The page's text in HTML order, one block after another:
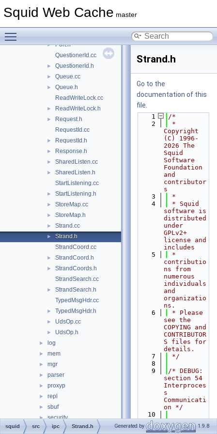
Squid Web Cache master
► MemMap.h
► Port.h
QuestionerId.cc
► QuestionerId.h
► Queue.cc
►
Queue.h
ReadWriteLock.cc
► ReadWriteLock.h
►
Request.h
RequestId.cc
► RequestId.h
► Response.h
► SharedListen.cc
►
SharedListen.h
StartListening.cc
► StartListening.h
► StoreMap.cc
► StoreMap.h
► Strand.cc
►
Strand.h
StrandCoord.cc
► StrandCoord.h
►
StrandCoords.h
StrandSearch.cc
►
StrandSearch.h
TypedMsgHdr.cc
► TypedMsgHdr.h
► UdsOp.cc
► UdsOp.h
► log
► mem
► mgr
► parser
► proxyp
► repl
► sbuf
► security
► servers
Strand.h
Go to the
documentation of this
file.
    1
/*
    2
*
Copyright
(C) 1996-
2026 The
Squid
Software
Foundation
and
contributor
s
    3
*
    4
* Squid
software is
distributed
under
GPLv2+
license and
includes
    5
*
contributio
ns from
numerous
individuals
and
organizatio
ns.
    6
* Please
see the
COPYING and
CONTRIBUTOR
S files for
details.
    7
*/
    8
    9
/* DEBUG:
section 54
Interproces
s
Communicati
on */
   10
   11
#ifndef
SQUID_SRC_I
squid src ipc Strand.h Generated by 1.9.8